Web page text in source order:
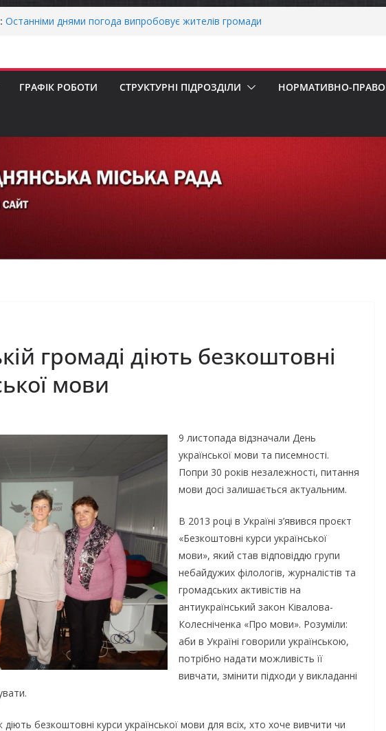
Останніми днями погода випробовує жителів громади
До уваги представників бізнесу!
ГРАФІК РОБОТИ СТРУКТУРНІ ПІДРОЗДІЛИ НОРМАТИВНО-
громаді діють безкоштовні
мови
9 листопада відзначали День
української мови та писемності.
Попри 30 років незалежності, питання
мови досі залишається актуальним.
В 2013 році в Україні з’явився проєкт
«Безкоштовні курси української
мови», який став відповіддю групи
небайдужих філологів, журналістів та
громадських активістів на
антиукраїнський закон Ківалова-
Колесніченка «Про мови». Розуміли:
аби в Україні говорили українською,
потрібно надати можливість її
вивчати, змінити підходи у викладанні
безкоштовні курси української мови для всіх, хто хоче вивчити чи